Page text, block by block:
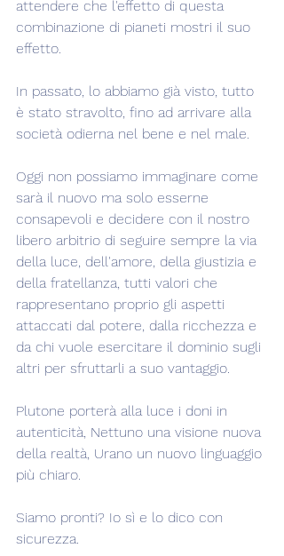
attendere che l'effetto di questa
combinazione di pianeti mostri il suo
effetto.
In passato, lo abbiamo già visto, tutto
è stato stravolto, fino ad arrivare alla
società odierna nel bene e nel male.
Oggi non possiamo immaginare come
sarà il nuovo ma solo esserne
consapevoli e decidere con il nostro
libero arbitrio di seguire sempre la via
della luce, dell'amore, della giustizia e
della fratellanza, tutti valori che
rappresentano proprio gli aspetti
attaccati dal potere, dalla ricchezza e
da chi vuole esercitare il dominio sugli
altri per sfruttarli a suo vantaggio.
Plutone porterà alla luce i doni in
autenticità, Nettuno una visione nuova
della realtà, Urano un nuovo linguaggio
più chiaro.
Siamo pronti? Io sì e lo dico con
sicurezza.